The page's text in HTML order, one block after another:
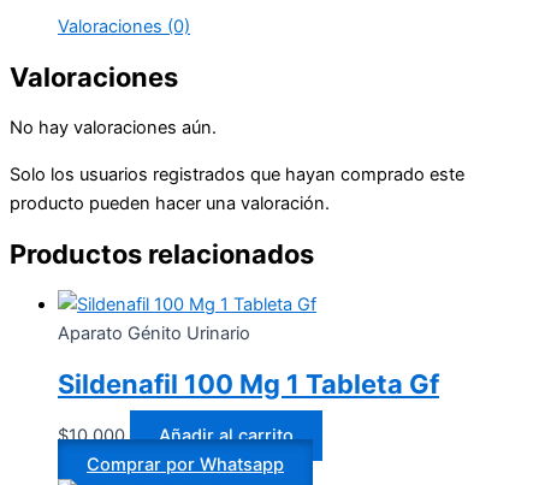
Valoraciones (0)
Valoraciones
No hay valoraciones aún.
Solo los usuarios registrados que hayan comprado este
producto pueden hacer una valoración.
Productos relacionados
Aparato Génito Urinario
Sildenafil 100 Mg 1 Tableta Gf
$10.000
Añadir al carrito
Comprar por Whatsapp